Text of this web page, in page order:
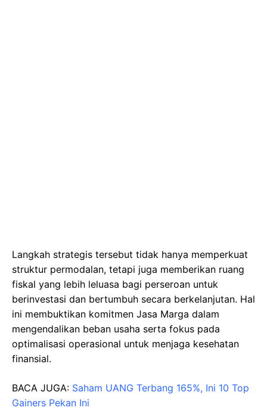
Langkah strategis tersebut tidak hanya memperkuat
struktur permodalan, tetapi juga memberikan ruang
fiskal yang lebih leluasa bagi perseroan untuk
berinvestasi dan bertumbuh secara berkelanjutan. Hal
ini membuktikan komitmen Jasa Marga dalam
mengendalikan beban usaha serta fokus pada
optimalisasi operasional untuk menjaga kesehatan
finansial.
BACA JUGA: Saham UANG Terbang 165%, Ini 10 Top
Gainers Pekan Ini